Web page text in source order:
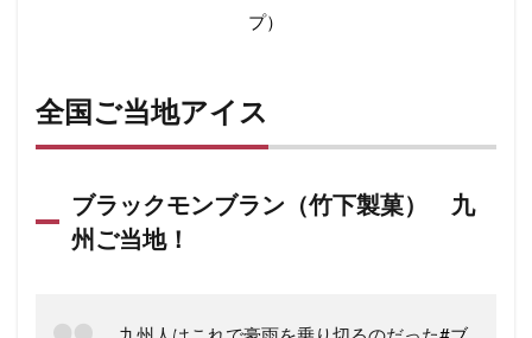
プ）
全国ご当地アイス
ブラックモンブラン（竹下製菓） 九
州ご当地！